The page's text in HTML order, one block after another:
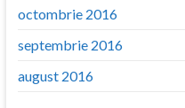
octombrie 2016
septembrie 2016
august 2016